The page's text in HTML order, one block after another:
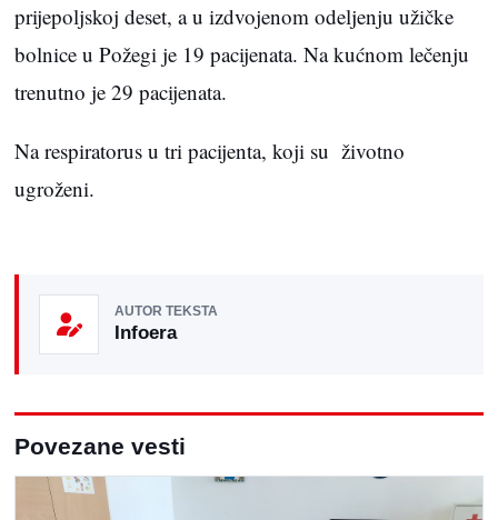
prijepoljskoj deset, a u izdvojenom odeljenju užičke
bolnice u Požegi je 19 pacijenata. Na kućnom lečenju
trenutno je 29 pacijenata.
Na respiratorus u tri pacijenta, koji su životno
ugroženi.
AUTOR TEKSTA
Infoera
Povezane vesti